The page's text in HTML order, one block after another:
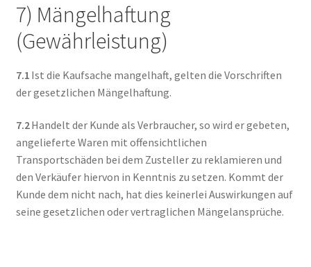
7) Mängelhaftung
(Gewährleistung)
7.1 Ist die Kaufsache mangelhaft, gelten die Vorschriften
der gesetzlichen Mängelhaftung.
7.2Handelt der Kunde als Verbraucher, so wird er gebeten,
angelieferte Waren mit offensichtlichen
Transportschäden bei dem Zusteller zu reklamieren und
den Verkäufer hiervon in Kenntnis zu setzen. Kommt der
Kunde dem nicht nach, hat dies keinerlei Auswirkungen auf
seine gesetzlichen oder vertraglichen Mängelansprüche.